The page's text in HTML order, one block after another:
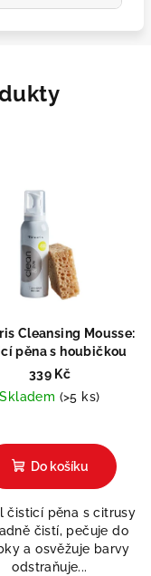
Cleansing Mousse:
pěna s houbičkou
339 Kč
Skladem (>5 ks)
Do košíku
čisticí pěna s citrusy
čistí, pečuje do
a osvěžuje barvy
odstraňuje...